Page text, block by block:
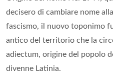
decisero di cambiare nome
fascismo, il nuovo toponimo
antico del territorio che la
adiectum, origine del popolo
divenne Latinia.